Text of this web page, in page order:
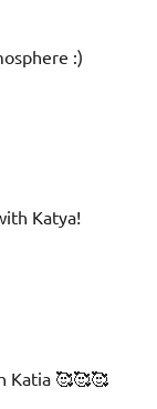
:)
Katya!
Katia 🥰🥰🥰